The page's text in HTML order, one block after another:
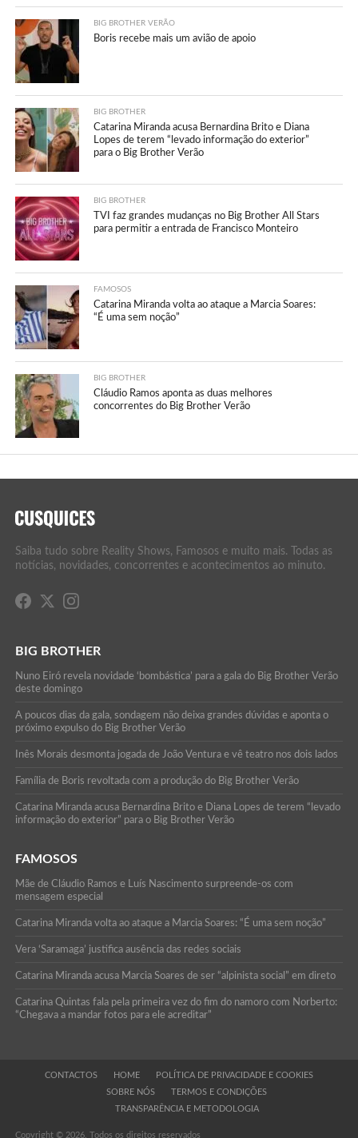
BIG BROTHER VERÃO
Boris recebe mais um avião de apoio
BIG BROTHER
Catarina Miranda acusa Bernardina Brito e Diana
Lopes de terem “levado informação do exterior”
para o Big Brother Verão
BIG BROTHER
TVI faz grandes mudanças no Big Brother All Stars
para permitir a entrada de Francisco Monteiro
FAMOSOS
Catarina Miranda volta ao ataque a Marcia Soares:
“É uma sem noção”
BIG BROTHER
Cláudio Ramos aponta as duas melhores
concorrentes do Big Brother Verão
Saiba tudo sobre Reality Shows, Famosos e muito mais. Todas as
notícias, novidades, concorrentes e acontecimentos ao minuto.
BIG BROTHER
Nuno Eiró revela novidade ‘bombástica’ para a gala do Big Brother Verão
deste domingo
A poucos dias da gala, sondagem não deixa grandes dúvidas e aponta o
próximo expulso do Big Brother Verão
Inês Morais desmonta jogada de João Ventura e vê teatro nos dois lados
Família de Boris revoltada com a produção do Big Brother Verão
Catarina Miranda acusa Bernardina Brito e Diana Lopes de terem “levado
informação do exterior” para o Big Brother Verão
FAMOSOS
Mãe de Cláudio Ramos e Luís Nascimento surpreende-os com
mensagem especial
Catarina Miranda volta ao ataque a Marcia Soares: “É uma sem noção”
Vera ‘Saramaga’ justifica ausência das redes sociais
Catarina Miranda acusa Marcia Soares de ser “alpinista social” em direto
Catarina Quintas fala pela primeira vez do fim do namoro com Norberto:
“Chegava a mandar fotos para ele acreditar”
CONTACTOS HOME
POLÍTICA DE PRIVACIDADE E COOKIES
SOBRE NÓS
TERMOS E CONDIÇÕES
TRANSPARÊNCIA E METODOLOGIA
Copyright © 2026. Todos os direitos reservados